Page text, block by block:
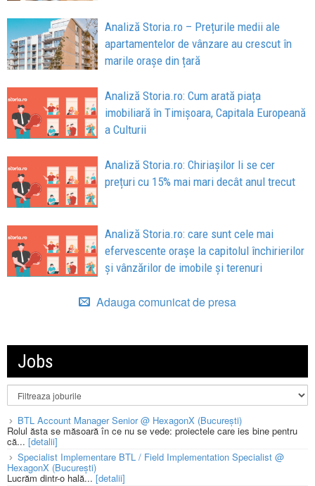
Analiză Storia.ro – Prețurile medii ale
apartamentelor de vânzare au crescut în
marile orașe din țară
Analiză Storia.ro: Cum arată piața
imobiliară în Timișoara, Capitala Europeană
a Culturii
Analiză Storia.ro: Chiriașilor li se cer
prețuri cu 15% mai mari decât anul trecut
Analiză Storia.ro: care sunt cele mai
efervescente orașe la capitolul închirierilor
și vânzărilor de imobile și terenuri
Adauga comunicat de presa
Jobs
BTL Account Manager Senior @ HexagonX (București)
Rolul ăsta se măsoară în ce nu se vede: proiectele care ies bine pentru
că... [detalii]
Specialist Implementare BTL / Field Implementation Specialist @
HexagonX (București)
Lucrăm dintr-o hală...[detalii]